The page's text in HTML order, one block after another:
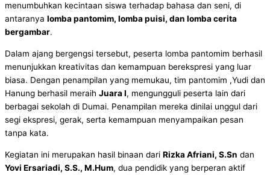
menumbuhkan kecintaan siswa terhadap bahasa dan seni, di
antaranya lomba pantomim, lomba puisi, dan lomba cerita
bergambar.
Dalam ajang bergengsi tersebut, peserta lomba pantomim berhasil
menunjukkan kreativitas dan kemampuan berekspresi yang luar
biasa. Dengan penampilan yang memukau, tim pantomim ,Yudi dan
Hanung berhasil meraih Juara I, mengungguli peserta lain dari
berbagai sekolah di Dumai. Penampilan mereka dinilai unggul dari
segi ekspresi, gerak, serta kemampuan menyampaikan pesan
tanpa kata.
Kegiatan ini merupakan hasil binaan dari Rizka Afriani, S.Sn dan
Yovi Ersariadi, S.S., M.Hum, dua pendidik yang berperan aktif